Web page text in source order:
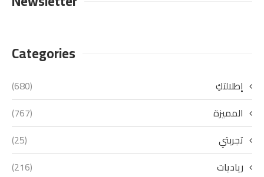
Categories
إطلالتكِ
(680)
المميزة
(767)
تجربتي
(25)
رياديات
(216)